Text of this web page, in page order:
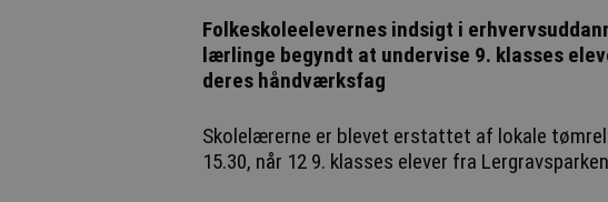
Folkeskoleelevernes indsigt i
lærlinge begyndt at undervise 9. klasses
deres håndværksfag
Skolelærerne er blevet erstattet af lokale
15.30, når 12 9. klasses elever fra